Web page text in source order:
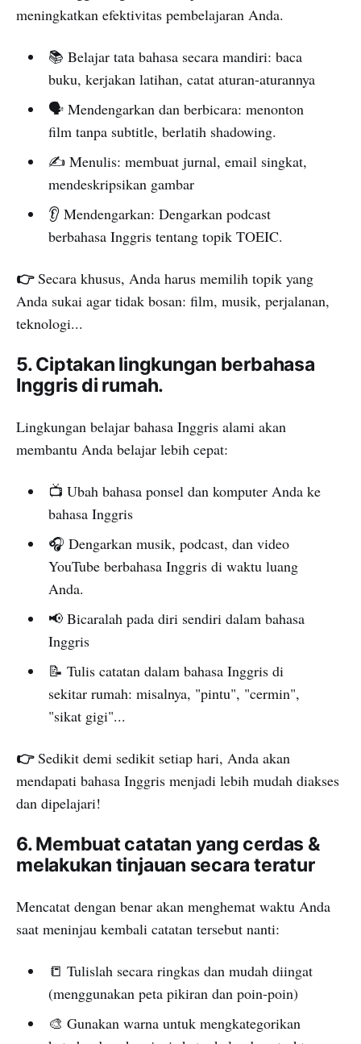
meningkatkan efektivitas pembelajaran Anda.
📚 Belajar tata bahasa secara mandiri: baca
buku, kerjakan latihan, catat aturan-aturannya
🗣️ Mendengarkan dan berbicara: menonton
film tanpa subtitle, berlatih shadowing.
✍️ Menulis: membuat jurnal, email singkat,
mendeskripsikan gambar
👂 Mendengarkan: Dengarkan podcast
berbahasa Inggris tentang topik TOEIC.
👉Secara khusus, Anda harus memilih topik yang
Anda sukai agar tidak bosan: film, musik, perjalanan,
teknologi...
5. Ciptakan lingkungan berbahasa
Inggris di rumah.
Lingkungan belajar bahasa Inggris alami akan
membantu Anda belajar lebih cepat:
📺 Ubah bahasa ponsel dan komputer Anda ke
bahasa Inggris
🎧 Dengarkan musik, podcast, dan video
YouTube berbahasa Inggris di waktu luang
Anda.
📢 Bicaralah pada diri sendiri dalam bahasa
Inggris
📝 Tulis catatan dalam bahasa Inggris di
sekitar rumah: misalnya, "pintu", "cermin",
"sikat gigi"...
👉Sedikit demi sedikit setiap hari, Anda akan
mendapati bahasa Inggris menjadi lebih mudah diakses
dan dipelajari!
6. Membuat catatan yang cerdas &
melakukan tinjauan secara teratur
Mencatat dengan benar akan menghemat waktu Anda
saat meninjau kembali catatan tersebut nanti:
📒 Tulislah secara ringkas dan mudah diingat
(menggunakan peta pikiran dan poin-poin)
🎨 Gunakan warna untuk mengkategorikan